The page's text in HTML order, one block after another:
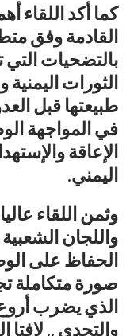
كما أكد اللقاء
القادمة وفق
بالتضحيات
الثورات
طبيعتها قبل
في المواجهة
الإعاقة
اليمني.
وثمن اللقاء
واللجان
الحفاظ على
صورة متكاملة
الذي يضرب أروع
والتحدي ..